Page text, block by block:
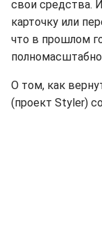
свои средства.
карточку или
что в прошлом
О том, как
(проект Styler)